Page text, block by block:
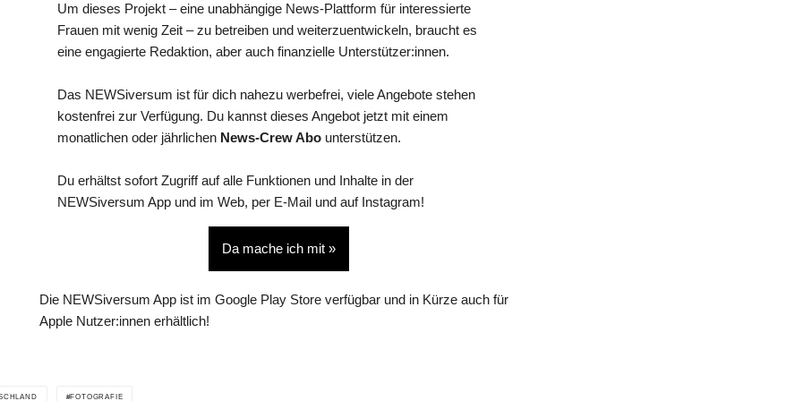
Um dieses Projekt – eine unabhängige News-Plattform für interessierte
Frauen mit wenig Zeit – zu betreiben und weiterzuentwickeln, braucht es
eine engagierte Redaktion, aber auch finanzielle Unterstützer:innen.
Das NEWSiversum ist für dich nahezu werbefrei, viele Angebote stehen
kostenfrei zur Verfügung. Du kannst dieses Angebot jetzt mit einem
monatlichen oder jährlichen News-Crew Abo unterstützen.
Du erhältst sofort Zugriff auf alle Funktionen und Inhalte in der
NEWSiversum App und im Web, per E-Mail und auf Instagram!
Da mache ich mit »
Die NEWSiversum App ist im Google Play Store verfügbar und in Kürze auch für
Apple Nutzer:innen erhältlich!
FOTOGRAFIE